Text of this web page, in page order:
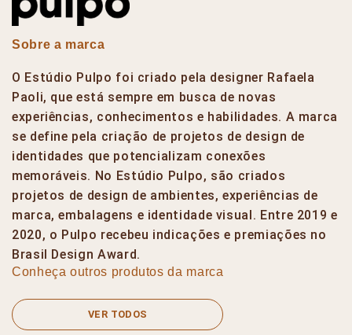
Sobre a marca
O Estúdio Pulpo foi criado pela designer Rafaela
Paoli, que está sempre em busca de novas
experiências, conhecimentos e habilidades. A marca
se define pela criação de projetos de design de
identidades que potencializam conexões
memoráveis. No Estúdio Pulpo, são criados
projetos de design de ambientes, experiências de
marca, embalagens e identidade visual. Entre 2019 e
2020, o Pulpo recebeu indicações e premiações no
Brasil Design Award.
Conheça outros produtos da marca
VER TODOS